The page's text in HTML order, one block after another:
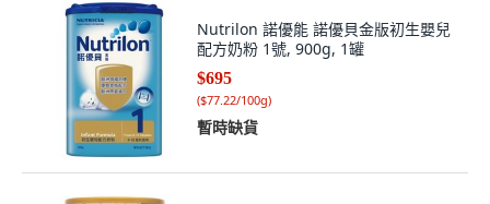
Nutrilon 諾優能 諾優貝金版初生嬰兒
配方奶粉 1號, 900g, 1罐
$695
($77.22/100g)
暫時缺貨